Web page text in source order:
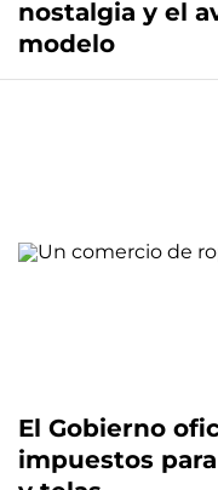
nostalgia y el
modelo
El Gobierno
impuestos